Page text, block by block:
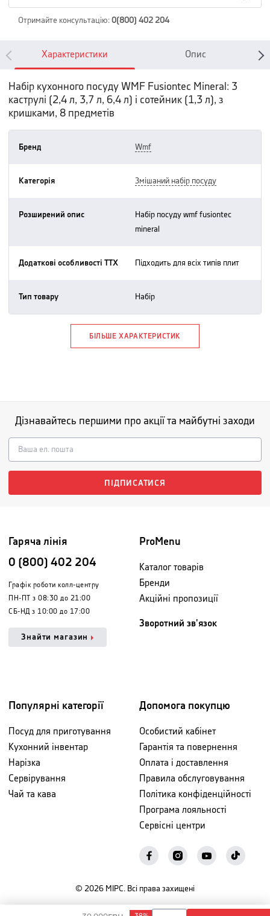
Отримайте консультацію: 0(800) 402 204
Характеристики Опис
Набір кухонного посуду WMF Fusiontec Mineral: 3
каструлі (2,4 л, 3,7 л, 6,4 л) і сотейник (1,3 л), з
кришками, 8 предметів
Бренд wmf
Категорія змішаний набір посуду
Розширений опис
набір посуду wmf fusiontec
mineral
Додаткові особливості ТТХ підходить для всіх типів плит
Тип товару набір
БІЛЬШЕ ХАРАКТЕРИСТИК
Дізнавайтесь першими про акції та майбутні заходи
ПІДПИСАТИСЯ
Гаряча лінія
0 (800) 402 204
Графік роботи колл-центру
ПН-ПТ з 08:30 до 21:00
СБ-НД з 10:00 до 17:00
Знайти магазин
ProMenu
Каталог товарів
Бренди
Акційні пропозиції
Зворотний зв'язок
Популярні категорії
Посуд для приготування
Кухонний інвентар
Нарізка
Сервірування
Чай та кава
Допомога покупцю
Особистий кабінет
Гарантія та повернення
Оплата і доставлення
Правила обслуговування
Політика конфіденційності
Програма лояльності
Сервісні центри
© 2026 МІРС. Всі права захищені